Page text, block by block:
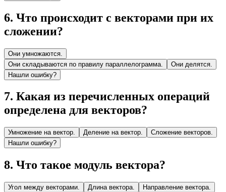
6. Что происходит с векторами при их
сложении?
Они умножаются.
Они складываются по правилу параллелограмма.
Они делятся.
Нашли ошибку?
7. Какая из перечисленных операций
определена для векторов?
Умножение на вектор. Деление на вектор.
Сложение векторов.
Нашли ошибку?
8. Что такое модуль вектора?
Угол между векторами. Длина вектора.
Направление вектора.